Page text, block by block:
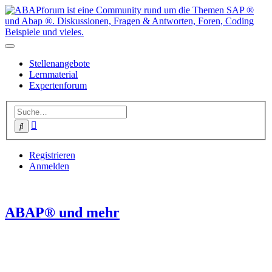
Stellenangebote
Lernmaterial
Expertenforum
Suche
Registrieren
Anmelden
ABAP® und mehr